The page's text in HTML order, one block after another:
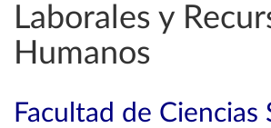
Laborales y
Humanos
Facultad de Ciencias